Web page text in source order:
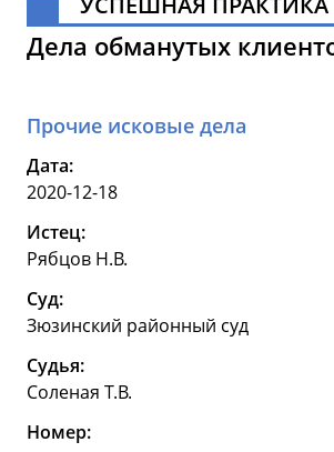
Дела обманутых
Прочие исковые дела
Дата:
2020-12-18
Истец:
Рябцов Н.В.
Суд:
Зюзинский районный суд
Судья:
Соленая Т.В.
Номер: